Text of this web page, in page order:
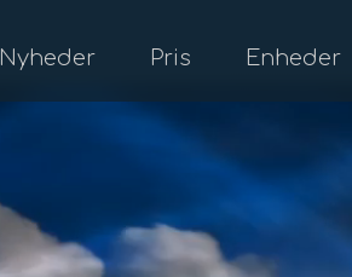
Nyheder Pris Enheder